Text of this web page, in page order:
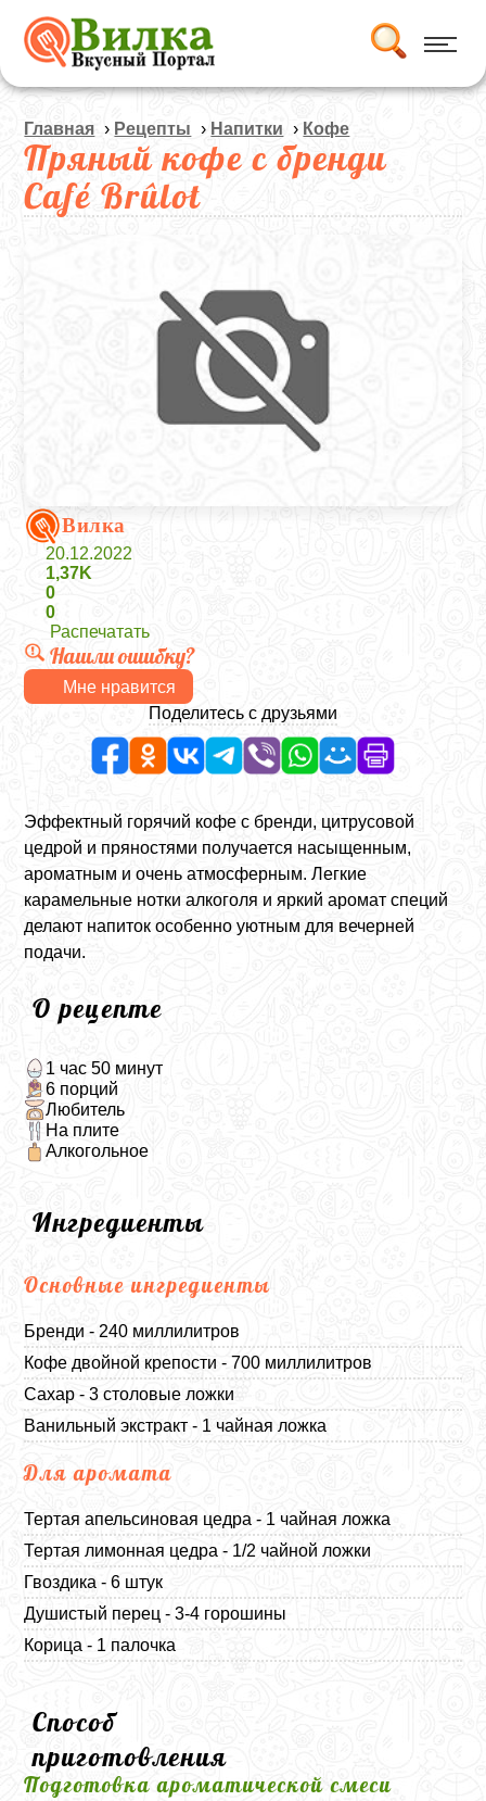
Главная › Рецепты › Напитки › Кофе
Пряный кофе с бренди
Café Brûlot
Вилка
20.12.2022
1,37K
0
0
Распечатать
Нашли ошибку?
Мне нравится
Поделитесь с друзьями
Эффектный горячий кофе с бренди, цитрусовой
цедрой и пряностями получается насыщенным,
ароматным и очень атмосферным. Легкие
карамельные нотки алкоголя и яркий аромат специй
делают напиток особенно уютным для вечерней
подачи.
О рецепте
1 час 50 минут
6 порций
Любитель
На плите
Алкогольное
Ингредиенты
Основные ингредиенты
Бренди - 240 миллилитров
Кофе двойной крепости - 700 миллилитров
Сахар - 3 столовые ложки
Ванильный экстракт - 1 чайная ложка
Для аромата
Тертая апельсиновая цедра - 1 чайная ложка
Тертая лимонная цедра - 1/2 чайной ложки
Гвоздика - 6 штук
Душистый перец - 3-4 горошины
Корица - 1 палочка
Способ
приготовления
Подготовка ароматической смеси